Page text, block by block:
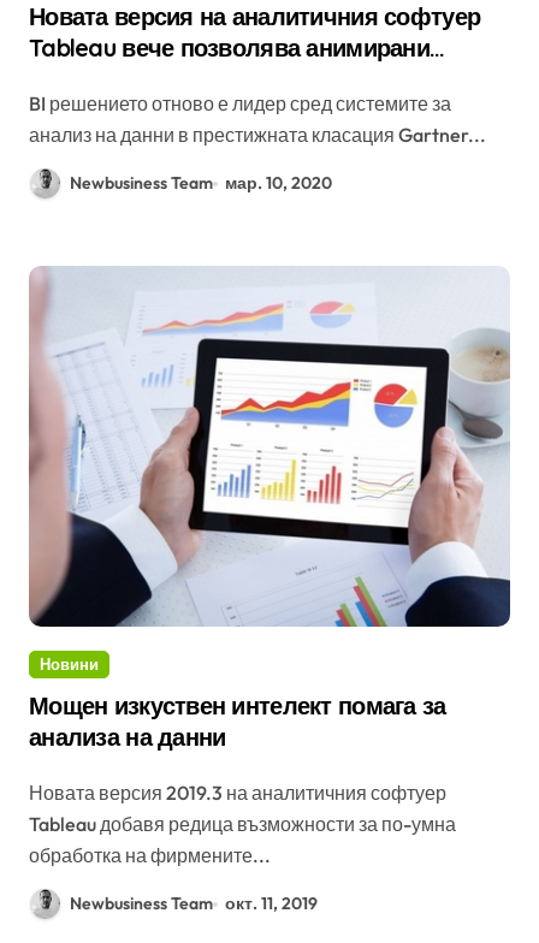
Новата версия на аналитичния софтуер
Tableau вече позволява анимирани
динамични параметри
BI решението отново е лидер сред системите за
анализ на данни в престижната класация Gartner...
Newbusiness Team мар. 10, 2020
Новини
Мощен изкуствен интелект помага за
анализа на данни
Новата версия 2019.3 на аналитичния софтуер
Tableau добавя редица възможности за по-умна
обработка на фирмените...
Newbusiness Team окт. 11, 2019